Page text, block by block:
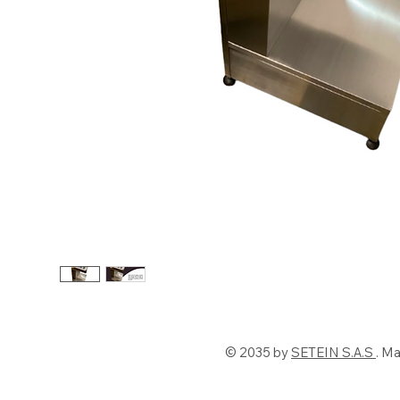
© 2035 bySETEIN S.A.S .